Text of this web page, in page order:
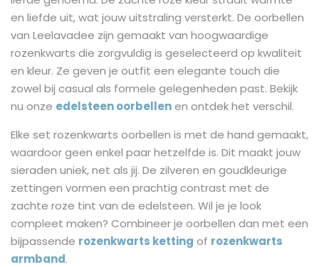
en liefde uit, wat jouw uitstraling versterkt. De oorbellen
van Leelavadee zijn gemaakt van hoogwaardige
rozenkwarts die zorgvuldig is geselecteerd op kwaliteit
en kleur. Ze geven je outfit een elegante touch die
zowel bij casual als formele gelegenheden past. Bekijk
nu onze edelsteen oorbellenen ontdek het verschil.
Elke set rozenkwarts oorbellen is met de hand gemaakt,
waardoor geen enkel paar hetzelfde is. Dit maakt jouw
sieraden uniek, net als jij. De zilveren en goudkleurige
zettingen vormen een prachtig contrast met de
zachte roze tint van de edelsteen. Wil je je look
compleet maken? Combineer je oorbellen dan met een
bijpassende rozenkwarts ketting of rozenkwarts
armband.